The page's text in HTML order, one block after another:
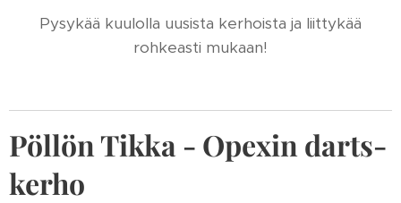
Pysykää kuulolla uusista kerhoista ja liittykää
rohkeasti mukaan!
Pöllön Tikka - Opexin darts-
kerho